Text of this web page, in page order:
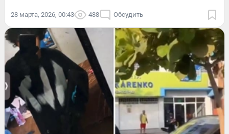
28 марта, 2026, 00:43 488 Обсудить